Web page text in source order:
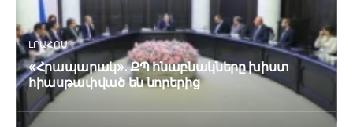
ԼՐԱՀՈՍ
«Հրապարակ». ՔՊ հնաբնակները խիստ
հիասթափված են նորերից